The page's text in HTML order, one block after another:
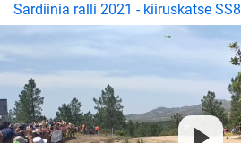
Sardiinia ralli 2021 - kiiruskatse SS8